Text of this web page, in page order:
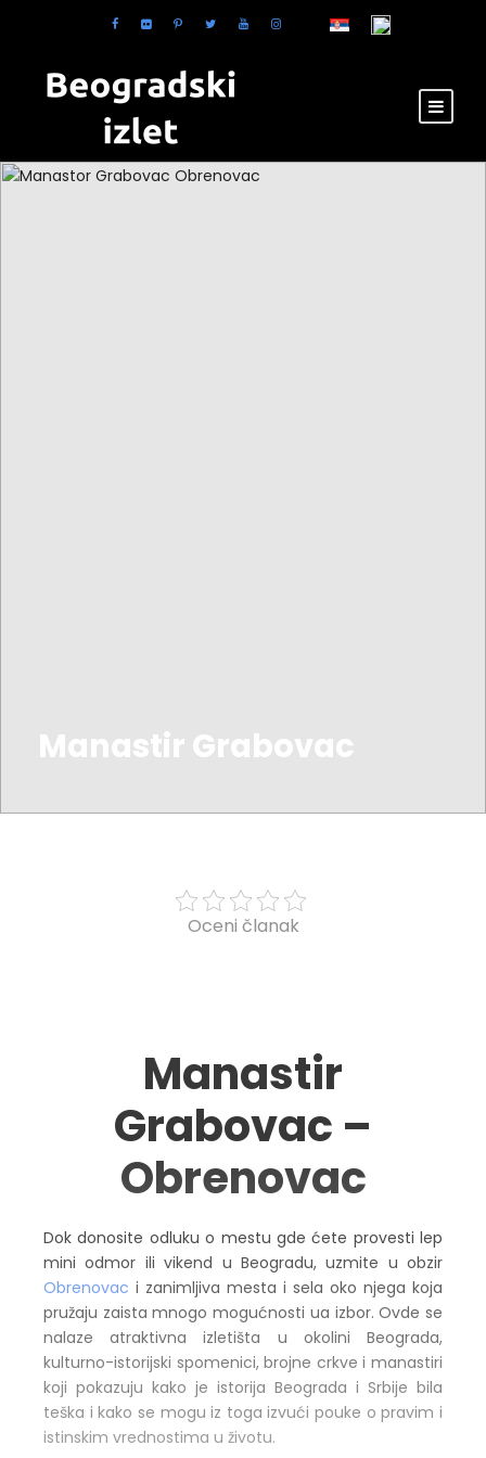
Manastir Grabovac
Oceni članak
Manastir
Grabovac –
Obrenovac
Dok donosite odluku o mestu gde ćete provesti lep
mini odmor ili vikend u Beogradu, uzmite u obzir
Obrenovac i zanimljiva mesta i sela oko njega koja
pružaju zaista mnogo mogućnosti ua izbor. Ovde se
nalaze atraktivna izletišta u okolini Beograda,
kulturno-istorijski spomenici, brojne crkve i manastiri
koji pokazuju kako je istorija Beograda i Srbije bila
teška i kako se mogu iz toga izvući pouke o pravim i
istinskim vrednostima u životu.